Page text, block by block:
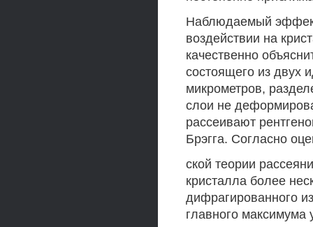
Наблюдаемый
воздействии на
качественно
состоящего из двух
микрометров,
слои не
рассеивают
Брэгга. Согласно
ской теории
кристалла более
дифрагированного
главного